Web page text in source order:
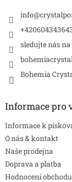
info@
sledujte nás
Bohemia
Informace pro
Informace k
O nás & kontakt
Naše prodejna
Doprava a platba
Hodnocení obchodu